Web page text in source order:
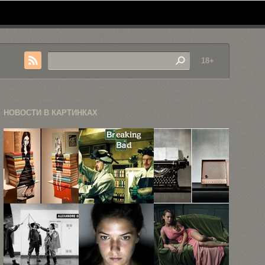
18+
НОВОСТИ В КАРТИНКАХ
Старые
книги как
средство
самовыражения
20 картинок
GIF из
сериала ...
Старые
реликвии,
или история
нашего ...